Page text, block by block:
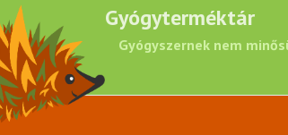
Gyógyterméktár
Gyógyszernek nem